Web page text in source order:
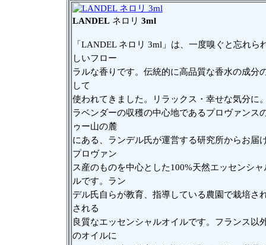
LANDELネロリ 3ml
「LANDEL ネロリ 3ml」は、一度嗅ぐと忘れら
しいフロー
ラルな香りです。伝統的に高品質な香水の成分
して
使われてきました。リラックス・幸せな気分に
ラベンダーの収穫の中心地であるプロヴァンス
ゥー山の麓
にある、ランデル氏が運営する研究所からお届
プロヴァン
ス産のものを中心とした100%天然エッセンシャ
ルです。ラン
デル氏自らが教育、指導している農園で栽培さ
される
良質なエッセンシャルオイルです。フランス以
のオイルに